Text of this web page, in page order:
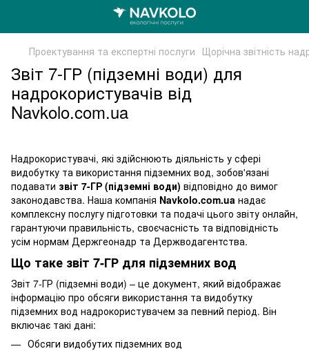
Проектування та експертні послуги Щорічна звітність
Звіт 7-ГР (підземні води) для
надрокористувачів від
Navkolo.com.ua
Надрокористувачі, які здійснюють діяльність у сфері
видобутку та використання підземних вод, зобов'язані
подавати звіт 7-ГР (підземні води) відповідно до вимог
законодавства. Наша компанія Navkolo.com.ua надає
комплексну послугу підготовки та подачі цього звіту онлайн,
гарантуючи правильність, своєчасність та відповідність
усім нормам Держгеонадр та Держводагентства.
Що таке звіт 7-ГР для підземних вод
Звіт 7-ГР (підземні води) – це документ, який відображає
інформацію про обсяги використання та видобутку
підземних вод надрокористувачем за певний період. Він
включає такі дані:
Обсяги видобутих підземних вод